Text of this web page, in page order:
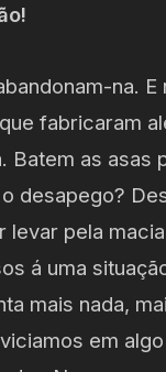
na.
fabricaram
as asas
desapego?
pela
á uma
mais nada,
em